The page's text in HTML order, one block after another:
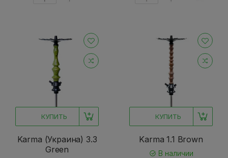
КУПИТЬ
Karma (Украина) 3.3
Green
КУПИТЬ
Karma 1.1 Brown
В наличии